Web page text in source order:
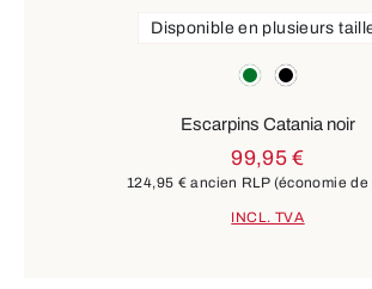
vert noir
Disponible en plusieurs
Escarpins Catania noir
99,95 €
124,95 € ancien RLP (économie de
INCL. TVA